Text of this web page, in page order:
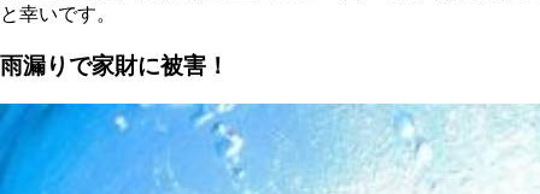
と幸いです。
雨漏りで家財に被害！